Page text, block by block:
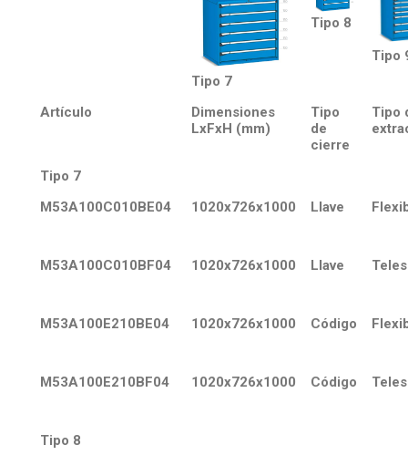
Tipo 7
Tipo 8
Tipo
Artículo
Dimensiones
LxFxH (mm)
Tipo
de
cierre
Tipo
Tipo 7
M53A100C010BE04
1020x726x1000 Llave
M53A100C010BF04 1020x726x1000 Llave
M53A100E210BE04 1020x726x1000 Código
M53A100E210BF04 1020x726x1000 Código
Tipo 8